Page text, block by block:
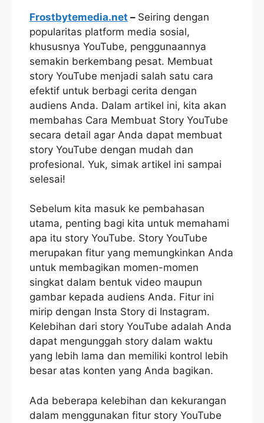
Frostbytemedia.net – Seiring dengan
popularitas platform media sosial,
khususnya YouTube, penggunaannya
semakin berkembang pesat. Membuat
story YouTube menjadi salah satu cara
efektif untuk berbagi cerita dengan
audiens Anda. Dalam artikel ini, kita akan
membahas Cara Membuat Story YouTube
secara detail agar Anda dapat membuat
story YouTube dengan mudah dan
profesional. Yuk, simak artikel ini sampai
selesai!
Sebelum kita masuk ke pembahasan
utama, penting bagi kita untuk memahami
apa itu story YouTube. Story YouTube
merupakan fitur yang memungkinkan Anda
untuk membagikan momen-momen
singkat dalam bentuk video maupun
gambar kepada audiens Anda. Fitur ini
mirip dengan Insta Story di Instagram.
Kelebihan dari story YouTube adalah Anda
dapat mengunggah story dalam waktu
yang lebih lama dan memiliki kontrol lebih
besar atas konten yang Anda bagikan.
Ada beberapa kelebihan dan kekurangan
dalam menggunakan fitur story YouTube